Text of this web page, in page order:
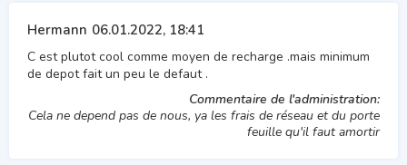
Hermann 06.01.2022, 18:41
C est plutot cool comme moyen de recharge .mais minimum
de depot fait un peu le defaut .
Commentaire de l'administration:
Cela ne depend pas de nous, ya les frais de réseau et du porte
feuille qu'il faut amortir